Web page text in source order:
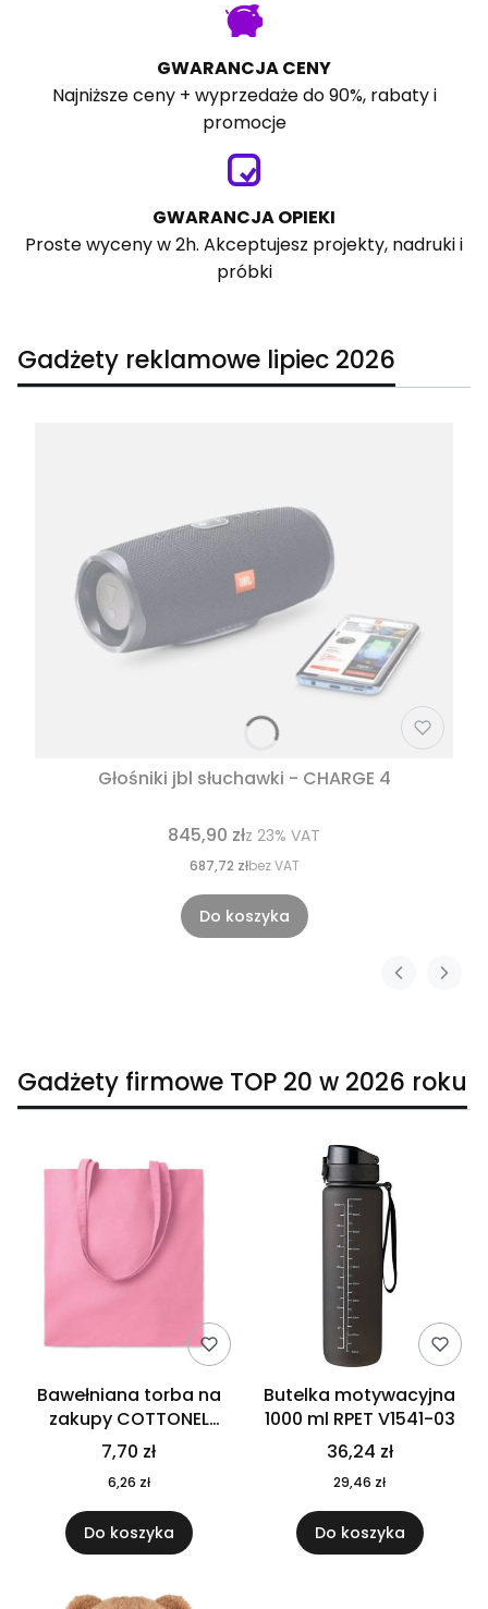
GWARANCJA CENY
Najniższe ceny + wyprzedaże do 90%, rabaty i
promocje
GWARANCJA OPIEKI
Proste wyceny w 2h. Akceptujesz projekty, nadruki i
próbki
Gadżety reklamowe lipiec 2026
Głośniki jbl słuchawki - CHARGE 4
845,90 złz 23% VAT
687,72 złbez VAT
Do koszyka
Gadżety firmowe TOP 20 w 2026 roku
Bawełniana torba na
zakupy COTTONEL
COLOUR++ MO9846-11
7,70 zł
6,26 zł
Do koszyka
Butelka motywacyjna
1000 ml RPET V1541-03
36,24 zł
29,46 zł
Do koszyka